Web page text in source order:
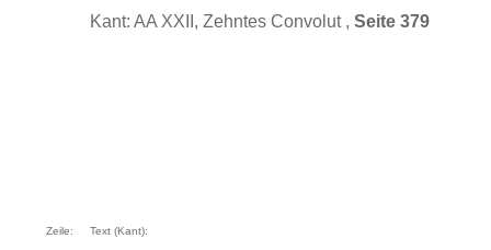
Kant: AA XXII, Zehntes Convolut , Seite 379
Zeile: Text (Kant):